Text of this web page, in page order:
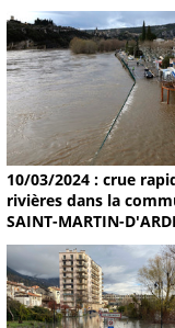
10/03/2024 : crue
rivières dans la
SAINT-MARTIN-